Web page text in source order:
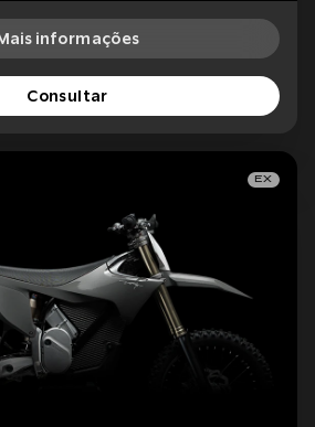
informações
Consultar
EX